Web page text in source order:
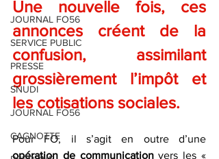
JOURNAL FO56
SERVICE PUBLIC
PRESSE
SNUDI
JOURNAL FO56
CAGNOTTE
Une nouvelle fois, ces
annonces créent de la
confusion, assimilant
grossièrement l’impôt et
les cotisations sociales.
opération de communication vers les «